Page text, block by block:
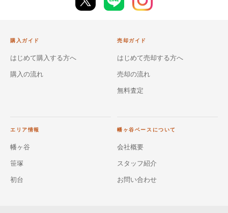
購入ガイド
はじめて購入する方へ
購入の流れ
売却ガイド
はじめて売却する方へ
売却の流れ
無料査定
エリア情報
幡ヶ谷
笹塚
初台
幡ヶ谷ベースについて
会社概要
スタッフ紹介
お問い合わせ